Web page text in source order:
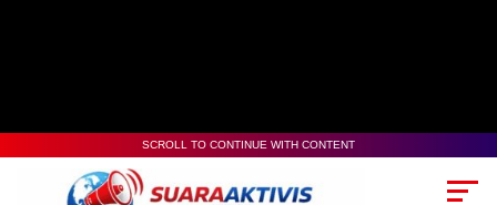
00:00
SCROLL TO CONTINUE WITH CONTENT